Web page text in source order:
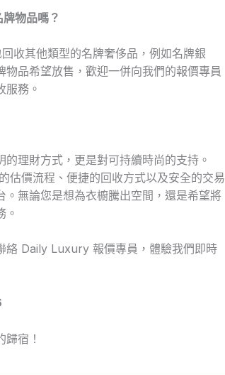
物品嗎？
收其他類型的名牌奢侈品，例如名牌銀
品希望放售，歡迎一併向我們的報價專員
服務。
理財方式，更是對可持續時尚的支持。
價流程、便捷的回收方式以及安全的交易
無論您是想為衣櫥騰出空間，還是希望將
。
絡 Daily Luxury 報價專員，體驗我們即時
宿！